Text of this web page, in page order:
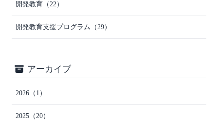
開発教育 （22）
開発教育支援プログラム （29）
アーカイブ
2026 （1）
2025 （20）